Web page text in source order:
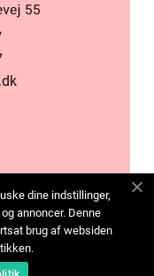
dine indstillinger,
annoncer. Denne
brug af websiden